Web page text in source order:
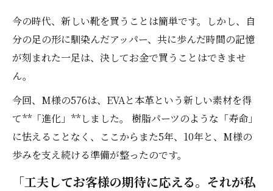
今の時代、新しい靴を買うことは簡単です。しかし、自
分の足の形に馴染んだアッパー、共に歩んだ時間の記憶
が刻まれた一足は、決してお金で買うことはできませ
ん。
今回、M様の576は、EVAと本革という新しい素材を得
て**「進化」**しました。 樹脂パーツのような「寿命」
に怯えることなく、ここからまた5年、10年と、M様の
歩みを支え続ける準備が整ったのです。
「工夫してお客様の期待に応える。それが私